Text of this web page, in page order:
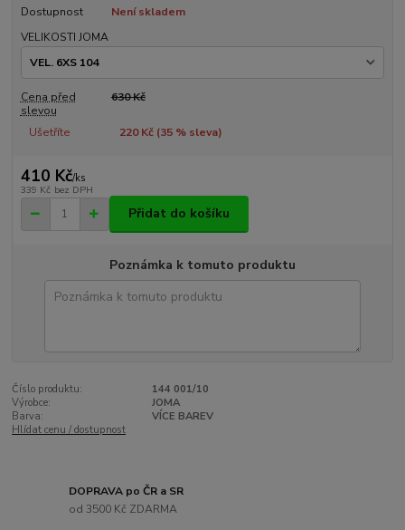
Dostupnost
Není skladem
VELIKOSTI JOMA
Cena před
slevou
630 Kč
Ušetříte 220 Kč (35% sleva)
410 Kč/ks
339 Kč bez DPH
Přidat do košíku
Poznámka k tomuto produktu
Číslo produktu:
144 001/10
Výrobce:
JOMA
Barva:
VÍCE BAREV
Hlídat cenu / dostupnost
DOPRAVA po ČR a SR
od 3500 Kč ZDARMA